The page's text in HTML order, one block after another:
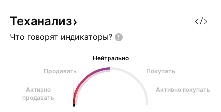
Теханализ
Что говорят индикаторы?
Нейтрально
Продавать
Покупать
Активно
продавать
Активно покупать